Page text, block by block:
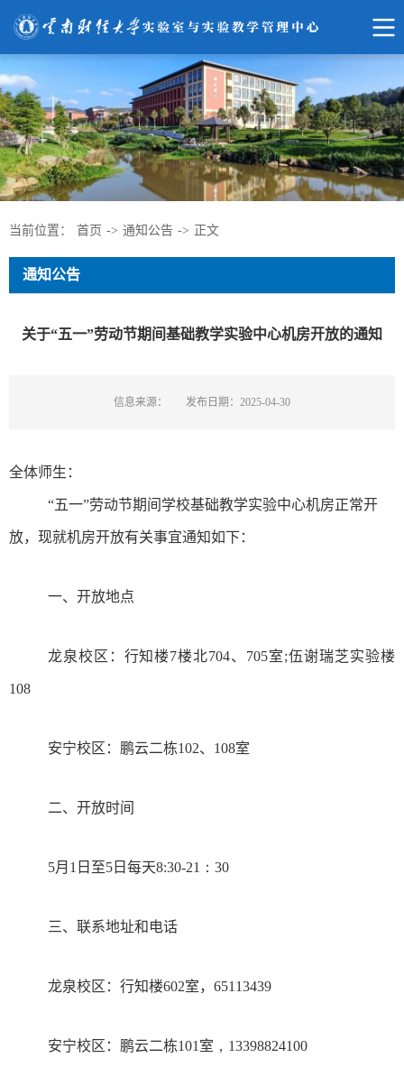
当前位置： 首页 -> 通知公告 -> 正文
通知公告
关于“五一”劳动节期间基础教学实验中心机房开放的通知
信息来源： 发布日期：2025-04-30
全体师生：
“五一”劳动节期间学校基础教学实验中心机房正常开
放，现就机房开放有关事宜通知如下：
一、开放地点
龙泉校区：行知楼7楼北704、 705室;伍谢瑞芝实验楼
108
安宁校区：鹏云二栋102、 108室
二、开放时间
5月 1 日至5日每天8:30-21：30
三、 联系地址和电话
龙泉校区：行知楼602室， 65113439
安宁校区：鹏云二栋101 室 ，13398824100